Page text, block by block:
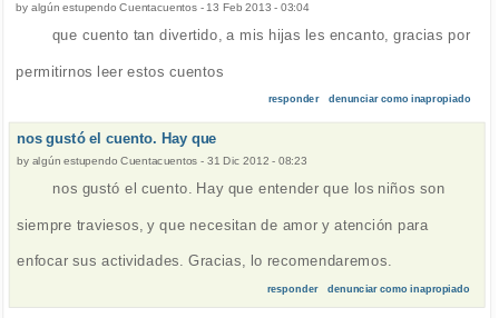
by algún estupendo Cuentacuentos-13 Feb 2013 - 03:04
que cuento tan divertido, a mis hijas les encanto, gracias por
permitirnos leer estos cuentos
responder denunciar como inapropiado
nos gustó el cuento. Hay que
by algún estupendo Cuentacuentos - 31 Dic 2012 - 08:23
nos gustó el cuento. Hay que entender que los niños son
siempre traviesos, y que necesitan de amor y atención para
enfocar sus actividades. Gracias, lo recomendaremos.
responder denunciar como inapropiado